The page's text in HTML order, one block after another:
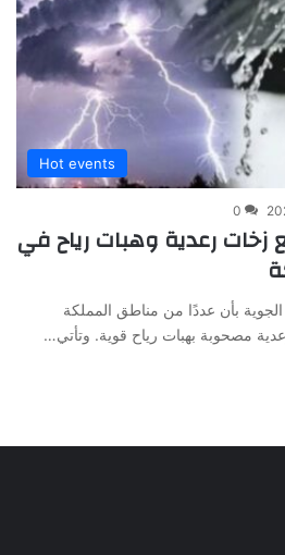
Hot events
0
زخات رعدية وهبات رياح في
الجوية بأن عددًا من مناطق المملكة
مصحوبة بهبات رياح قوية. وتأتي…